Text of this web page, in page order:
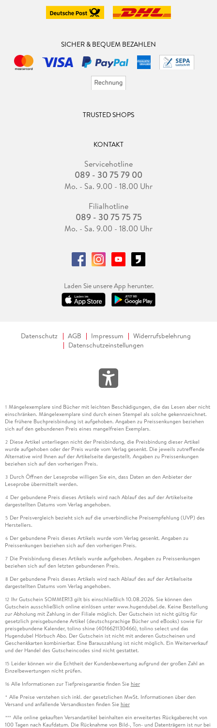
SICHER & BEQUEM BEZAHLEN
TRUSTED SHOPS
KONTAKT
Servicehotline
089 - 30 75 79 00
Mo. - Sa. 9.00 - 18.00 Uhr
Filialhotline
089 - 30 75 75 75
Mo. - Sa. 9.00 - 18.00 Uhr
Laden Sie unsere App herunter.
Datenschutz AGB Impressum
Widerrufsbelehrung
Datenschutzeinstellungen
1 Mängelexemplare sind Bücher mit leichten Beschädigungen, die das Lesen aber nicht
einschränken. Mängelexemplare sind durch einen Stempel als solche gekennzeichnet.
Die frühere Buchpreisbindung ist aufgehoben. Angaben zu Preissenkungen beziehen
sich auf den gebundenen Preis eines mangelfreien Exemplars.
2 Diese Artikel unterliegen nicht der Preisbindung, die Preisbindung dieser Artikel
wurde aufgehoben oder der Preis wurde vom Verlag gesenkt. Die jeweils zutreffende
Alternative wird Ihnen auf der Artikelseite dargestellt. Angaben zu Preissenkungen
beziehen sich auf den vorherigen Preis.
3 Durch Öffnen der Leseprobe willigen Sie ein, dass Daten an den Anbieter der
Leseprobe übermittelt werden.
4 Der gebundene Preis dieses Artikels wird nach Ablauf des auf der Artikelseite
dargestellten Datums vom Verlag angehoben.
5 Der Preisvergleich bezieht sich auf die unverbindliche Preisempfehlung (UVP) des
Herstellers.
6 Der gebundene Preis dieses Artikels wurde vom Verlag gesenkt. Angaben zu
Preissenkungen beziehen sich auf den vorherigen Preis.
7 Die Preisbindung dieses Artikels wurde aufgehoben. Angaben zu Preissenkungen
beziehen sich auf den letzten gebundenen Preis.
8 Der gebundene Preis dieses Artikels wird nach Ablauf des auf der Artikelseite
dargestellten Datums vom Verlag angehoben.
12 Ihr Gutschein SOMMER13 gilt bis einschließlich 10.08.2026. Sie können den
Gutschein ausschließlich online einlösen unter www.hugendubel.de. Keine Bestellung
zur Abholung mit Zahlung in der Filiale möglich. Der Gutschein ist nicht gültig für
gesetzlich preisgebundene Artikel (deutschsprachige Bücher und eBooks) sowie für
preisgebundene Kalender, tolino shine (4016621130466), tolino select und das
Hugendubel Hörbuch Abo. Der Gutschein ist nicht mit anderen Gutscheinen und
Geschenkkarten kombinierbar. Eine Barauszahlung ist nicht möglich. Ein Weiterverkauf
und der Handel des Gutscheincodes sind nicht gestattet.
15 Leider können wir die Echtheit der Kundenbewertung aufgrund der großen Zahl an
Einzelbewertungen nicht prüfen.
16 Alle Informationen zur Tiefpreisgarantie finden Sie hier
* Alle Preise verstehen sich inkl. der gesetzlichen MwSt. Informationen über den
Versand und anfallende Versandkosten finden Sie hier
*** Alle online gekauften Versandartikel beinhalten ein erweitertes Rückgaberecht von
100 Tagen nach Kaufdatum. Die Rücknahme von Bild-, Ton- und Datenträgern ist nur bei